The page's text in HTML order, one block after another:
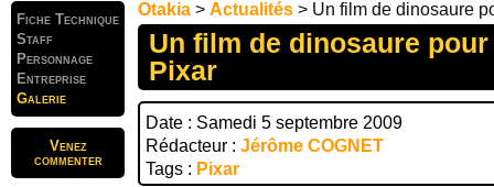
Fiche Technique
Staff
Personnage
Entreprise
Galerie
Venez
commenter
Otakia > Actualités > Un film de dinosaure
Un film de dinosaure
Pixar
Date : Samedi 5 septembre 2009
Rédacteur : Jérôme COGNET
Tags : Pixar